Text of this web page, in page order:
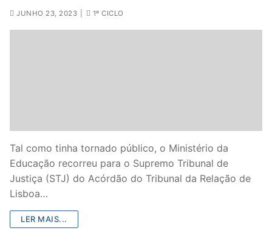
JUNHO 23, 2023 1º CICLO
Tal como tinha tornado público, o Ministério da
Educação recorreu para o Supremo Tribunal de
Justiça (STJ) do Acórdão do Tribunal da Relação de
Lisboa…
LER MAIS...